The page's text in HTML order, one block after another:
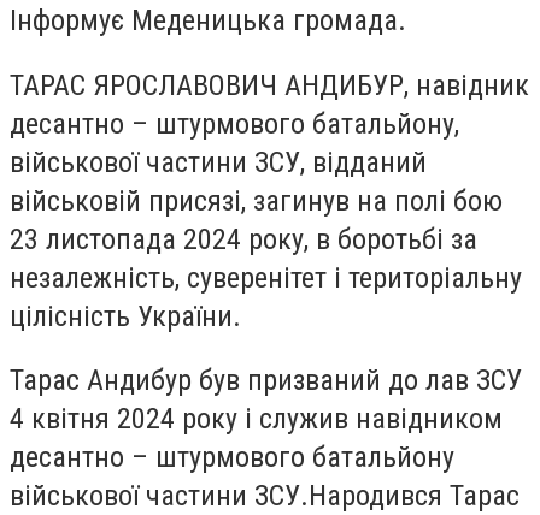
Інформує Меденицька громада.
ТАРАС ЯРОСЛАВОВИЧ АНДИБУР, навідник
десантно – штурмового батальйону,
військової частини ЗСУ, відданий
військовій присязі, загинув на полі бою
23 листопада 2024 року, в боротьбі за
незалежність, суверенітет і територіальну
цілісність України.
Тарас Андибур був призваний до лав ЗСУ
4 квітня 2024 року і служив навідником
десантно – штурмового батальйону
військової частини ЗСУ.Народився Тарас